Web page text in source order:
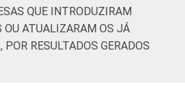
QUE INTRODUZIRAM
OU ATUALIZARAM OS JÁ
RESULTADOS GERADOS